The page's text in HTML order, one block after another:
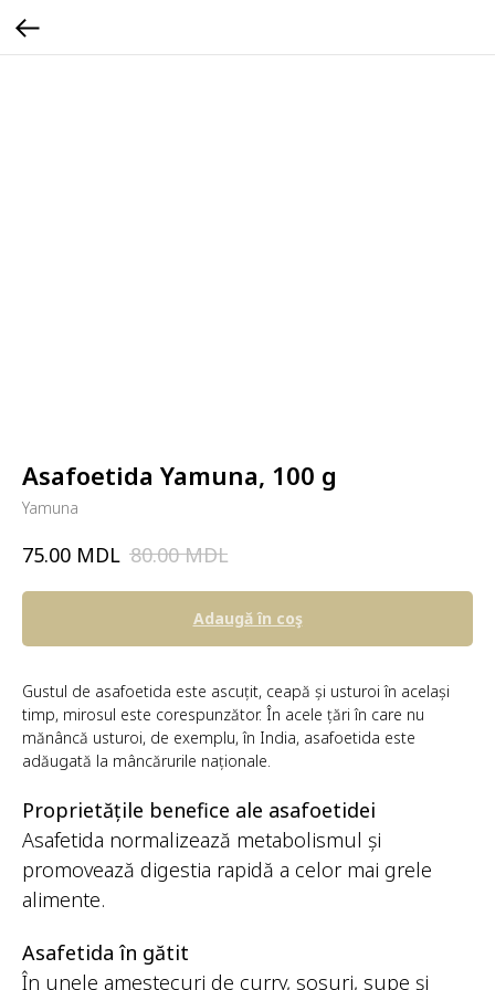
Asafoetida Yamuna, 100 g
Yamuna
75.00 MDL 80.00 MDL
Adaugă în coş
Gustul de asafoetida este ascuțit, ceapă și usturoi în același
timp, mirosul este corespunzător. În acele țări în care nu
mănâncă usturoi, de exemplu, în India, asafoetida este
adăugată la mâncărurile naționale.
Proprietățile benefice ale asafoetidei
Asafetida normalizează metabolismul și
promovează digestia rapidă a celor mai grele
alimente.
Asafetida în gătit
În unele amestecuri de curry, sosuri, supe și